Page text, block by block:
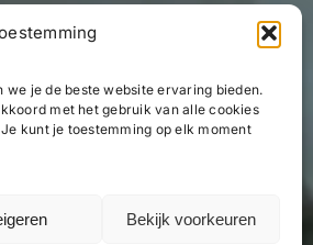
we je de beste website ervaring bieden.
met het gebruik van alle cookies
kunt je toestemming op elk moment
Bekijk voorkeuren